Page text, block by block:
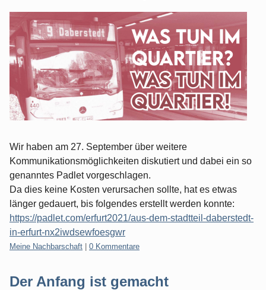
Wir haben am 27. September über weitere
Kommunikationsmöglichkeiten diskutiert und dabei ein so
genanntes Padlet vorgeschlagen.
Da dies keine Kosten verursachen sollte, hat es etwas
länger gedauert, bis folgendes erstellt werden konnte:
https://padlet.com/erfurt2021/aus-dem-stadtteil-daberstedt-
in-erfurt-nx2iwdsewfoesgwr
Kategorien:
Meine Nachbarschaft 0 Kommentare
Der Anfang ist gemacht